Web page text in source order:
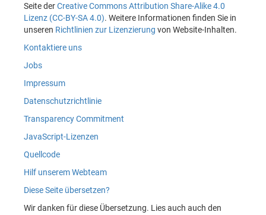
Seite derCreative Commons Attribution Share-Alike 4.0
Lizenz (CC-BY-SA 4.0). Weitere Informationen finden Sie in
unseren Richtlinien zur Lizenzierung von Website-Inhalten.
Kontaktiere uns
Jobs
Impressum
Datenschutzrichtlinie
Transparency Commitment
JavaScript-Lizenzen
Quellcode
Hilf unserem Webteam
Diese Seite übersetzen?
Wir danken für diese Übersetzung. Lies auch auch den